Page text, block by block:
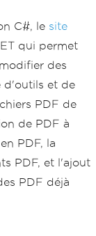
C#, le site
qui permet
des
d'outils et de
PDF de
de PDF à
PDF, la
PDF, et l'ajout
PDF déjà